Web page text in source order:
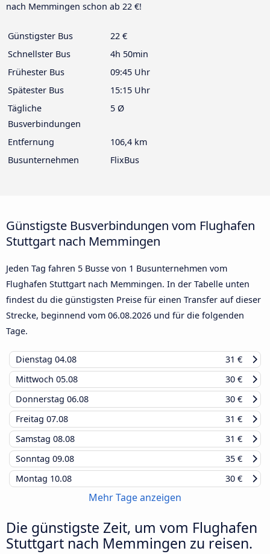
nach Memmingen schon ab 22 €!
Günstigster Bus
22 €
Schnellster Bus
4h 50min
Frühester Bus
09:45 Uhr
Spätester Bus
15:15 Uhr
Tägliche
Busverbindungen
5 Ø
Entfernung
106,4 km
Busunternehmen
FlixBus
Günstigste Busverbindungen vom Flughafen
Stuttgart nach Memmingen
Jeden Tag fahren 5 Busse von 1 Busunternehmen vom
Flughafen Stuttgart nach Memmingen. In der Tabelle unten
findest du die günstigsten Preise für einen Transfer auf dieser
Strecke, beginnend vom 06.08.2026 und für die folgenden
Tage.
Dienstag 04.08
31 €
Mittwoch 05.08
30 €
Donnerstag 06.08
30 €
Freitag 07.08
31 €
Samstag 08.08
31 €
Sonntag 09.08
35 €
Montag 10.08 30 €
Mehr Tage anzeigen
Die günstigste Zeit, um vom Flughafen
Stuttgart nach Memmingen zu reisen.